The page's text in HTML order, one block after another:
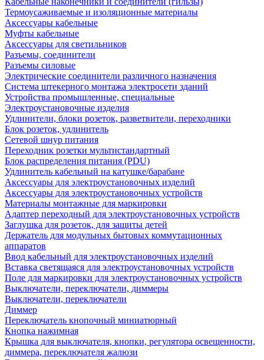
Термоусаживаемые и изоляционные материалы
Аксессуары кабельные
Муфты кабельные
Аксессуары для светильников
Разъемы, соединители
Разъемы силовые
Электрические соединители различного назначения
Система штекерного монтажа электросети зданий
Устройства промышленные, специальные
Электроустановочные изделия
Удлинители, блоки розеток, разветвители, переходники
Блок розеток, удлинитель
Сетевой шнур питания
Переходник розетки мультистандартный
Блок распределения питания (PDU)
Удлинитель кабельный на катушке/барабане
Аксессуары для электроустановочных изделий
Аксессуары для электроустановочных устройств
Материалы монтажные для маркировки
Адаптер переходный для электроустановочных устройств
Заглушка для розеток, для защиты детей
Держатель для модульных бытовых коммутационных
аппаратов
Ввод кабельный для электроустановочных изделий
Вставка светящаяся для электроустановочных устройств
Поле для маркировки для электроустановочных устройств
Выключатели, переключатели, диммеры
Выключатели, переключатели
Диммер
Переключатель кнопочный миниатюрный
Кнопка нажимная
Крышка для выключателя, кнопки, регулятора освещенности,
диммера, переключателя жалюзи